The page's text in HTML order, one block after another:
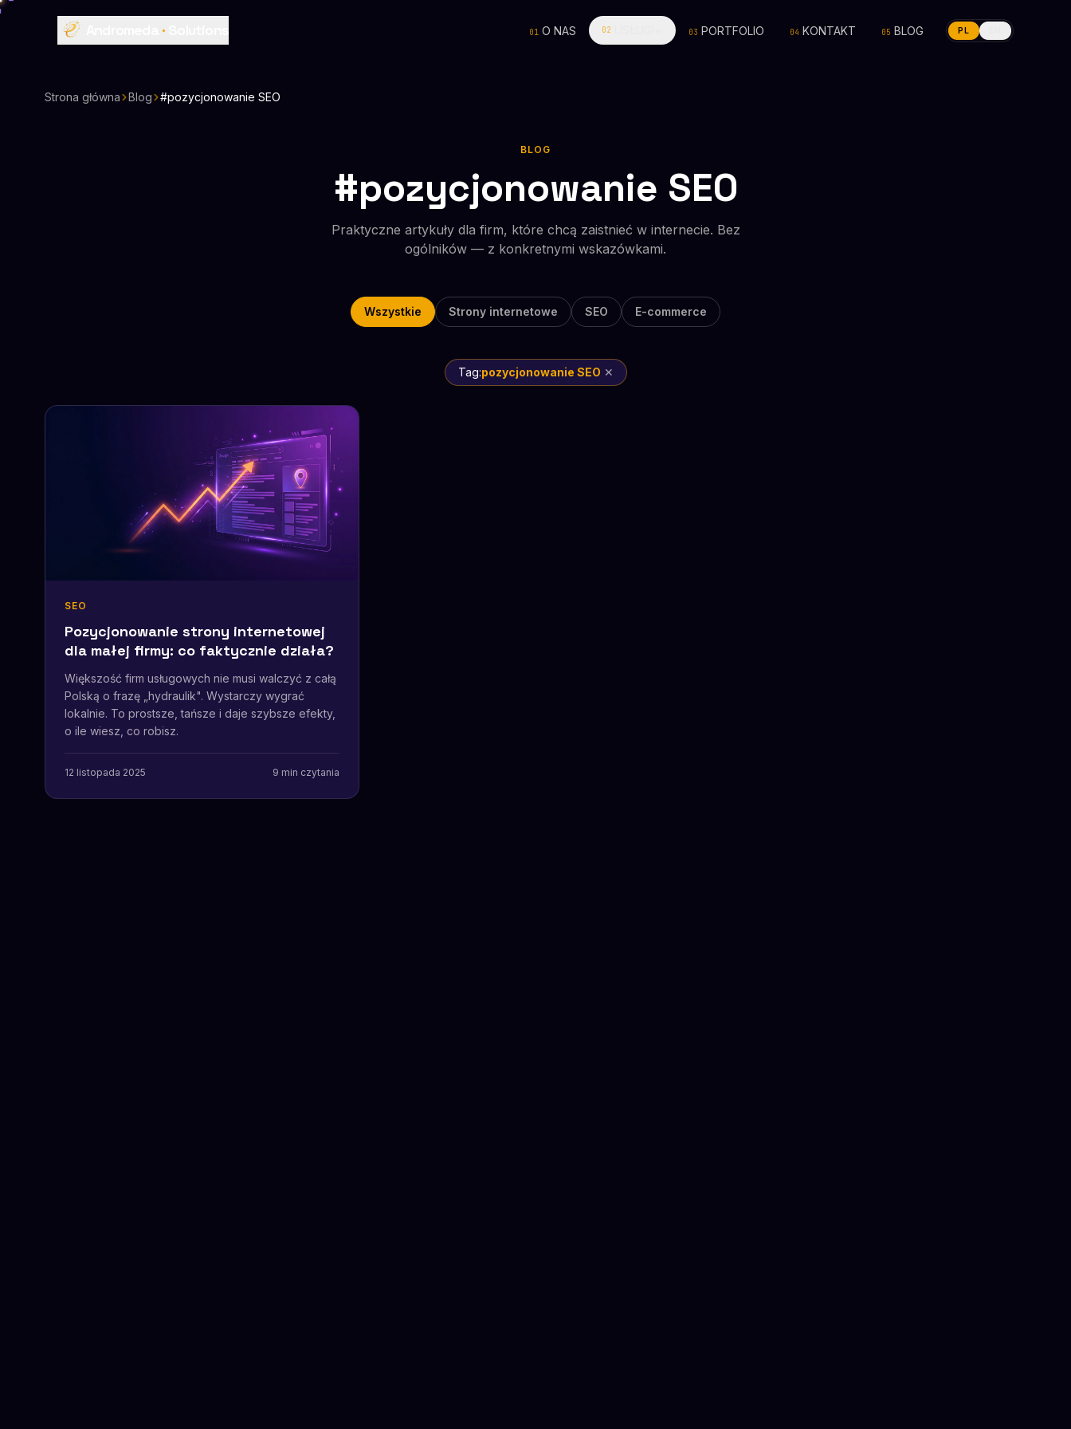
Przejdź do treści głównej
· 01 O NAS 02 03 PORTFOLIO 04 KONTAKT 05 BLOG PL
Strona główna Blog #pozycjonowanie SEO
BLOG
#pozycjonowanie SEO
Praktyczne artykuły dla firm, które chcą zaistnieć w internecie. Bez
ogólników — z konkretnymi wskazówkami.
Wszystkie Strony internetowe SEO E-commerce
Tag:pozycjonowanie SEO ✕
SEO
Pozycjonowanie strony internetowej
dla małej firmy: co faktycznie działa?
Większość firm usługowych nie musi walczyć z całą
Polską o frazę „hydraulik". Wystarczy wygrać
lokalnie. To prostsze, tańsze i daje szybsze efekty,
o ile wiesz, co robisz.
12 listopada 2025 9 min czytania